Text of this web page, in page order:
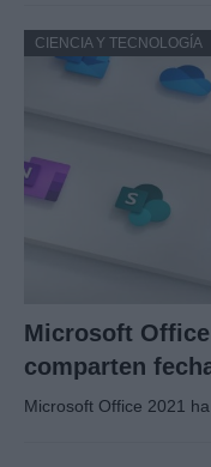
CIENCIA Y TECNOLOGÍA
Microsoft
comparten
Microsoft Office 2021